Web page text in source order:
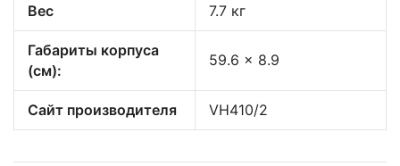
Вес 7.7 кг
Габариты корпуса
(см):
59.6 x 8.9
Сайт производителя VH410/2